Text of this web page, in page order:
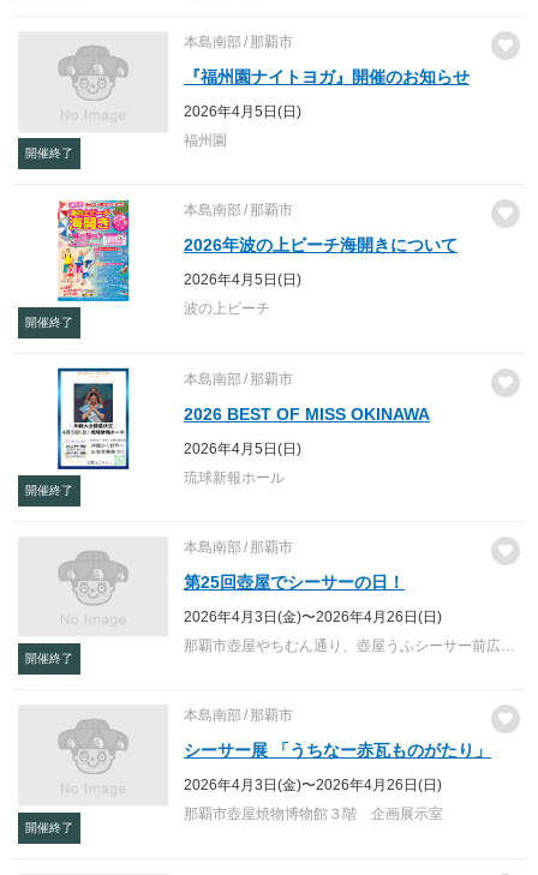
開催終了
本島南部 那覇市
『福州園ナイトヨガ』開催のお知らせ
2026年4月5日(日)
福州園
開催終了
本島南部 那覇市
2026年波の上ビーチ海開きについて
2026年4月5日(日)
波の上ビーチ
開催終了
本島南部 那覇市
2026 BEST OF MISS OKINAWA
2026年4月5日(日)
琉球新報ホール
開催終了
本島南部 那覇市
第25回壺屋でシーサーの日！
2026年4月3日(金)〜2026年4月26日(日)
那覇市壺屋やちむん通り、壺屋うふシーサー前広場、壺屋焼物博物館前、壺屋やちむん通り各所・壺屋焼物博物館3階
開催終了
本島南部 那覇市
シーサー展 「うちなー赤瓦ものがたり」
2026年4月3日(金)〜2026年4月26日(日)
那覇市壺屋焼物博物館３階 企画展示室